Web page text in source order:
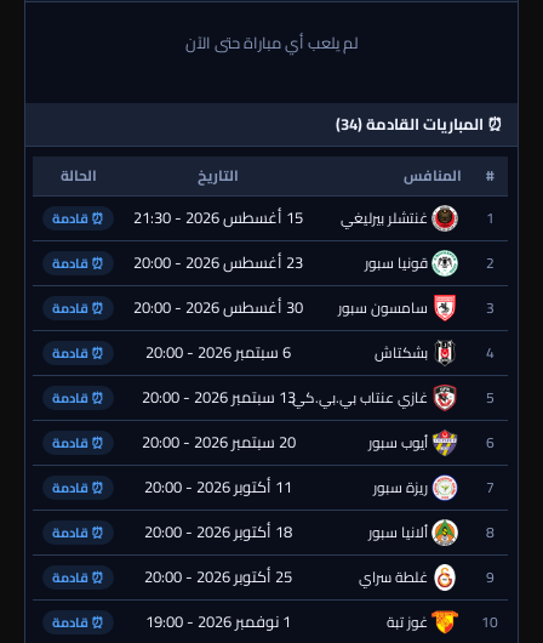
لم يلعب أي مباراة حتى الآن
⏰ المباريات القادمة (34)
# المنافس التاريخ
الحالة
1
غنتشلر بيرليغي 15 أغسطس 2026 - 21:30 ⏰ قادمة
2 قونيا سبور 23 أغسطس 2026 - 20:00 ⏰ قادمة
3 سامسون سبور 30 أغسطس 2026 - 20:00 ⏰ قادمة
4 بشكتاش 6 سبتمبر 2026 - 20:00 ⏰ قادمة
5 غازي عنتاب بي.بي.كي.13 سبتمبر 2026 - 20:00 ⏰ قادمة
6 أيوب سبور 20 سبتمبر 2026 - 20:00 ⏰ قادمة
7 ريزة سبور 11 أكتوبر 2026 - 20:00 ⏰ قادمة
8 ألانيا سبور 18 أكتوبر 2026 - 20:00 ⏰ قادمة
9 غلطة سراي 25 أكتوبر 2026 - 20:00 ⏰ قادمة
10 غوز تبة 1 نوفمبر 2026 - 19:00 ⏰ قادمة